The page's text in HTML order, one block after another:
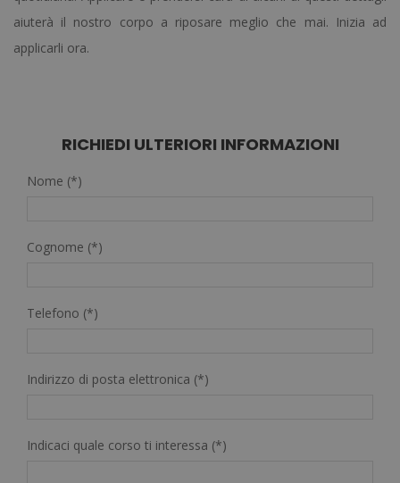
aiuterà il nostro corpo a riposare meglio che mai. Inizia ad
applicarli ora.
RICHIEDI ULTERIORI INFORMAZIONI
Nome (*)
Cognome (*)
Telefono (*)
Indirizzo di posta elettronica (*)
Indicaci quale corso ti interessa (*)